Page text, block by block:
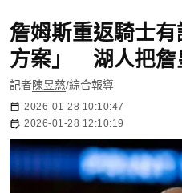
詹姆斯重返騎士
方案」 湖人把詹
記者陳昱慈/綜合報導
2026-01-28 10:10:47
2026-01-28 12:10:19